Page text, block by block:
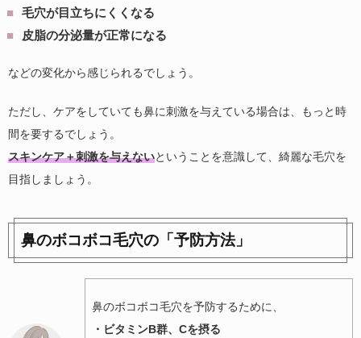
毛穴が目立ちにくくなる
皮脂の分泌量が正常になる
などの変化から感じられるでしょう。
ただし、ケアをしていても鼻に刺激を与えている場合は、もっと時
間を要するでしょう。
スキンケア＋刺激を与えないということを意識して、綺麗な毛穴を
目指しましょう。
鼻のボコボコ毛穴の「予防方法」
鼻のボコボコ毛穴を予防するために、
・ビタミンB群、Cを摂る